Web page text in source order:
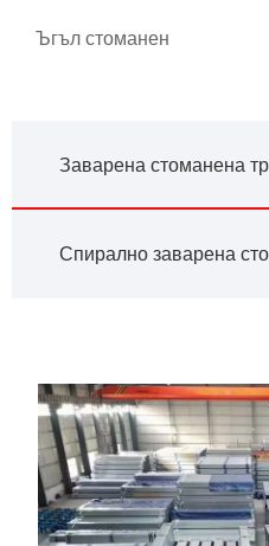
Ъгъл стоманен
Заварена стоманена
Спирално заварена